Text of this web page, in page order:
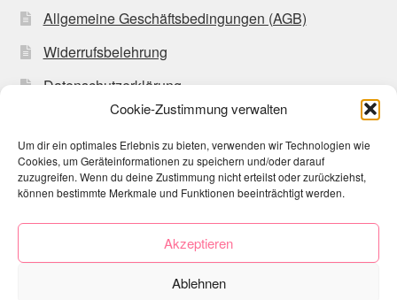
Cookie-Zustimmung verwalten
Um dir ein optimales Erlebnis zu bieten, verwenden wir Technologien wie
Cookies, um Geräteinformationen zu speichern und/oder darauf
zuzugreifen. Wenn du deine Zustimmung nicht erteilst oder zurückziehst,
können bestimmte Merkmale und Funktionen beeinträchtigt werden.
Akzeptieren
Ablehnen
Allgemeine Geschäftsbedingungen (AGB)
Widerrufsbelehrung
Datenschutzerklärung
Impressum
Cookie-Richtlinie (EU)
© Strickstrümpfchen 2026
Erstellt mit WooCommerce